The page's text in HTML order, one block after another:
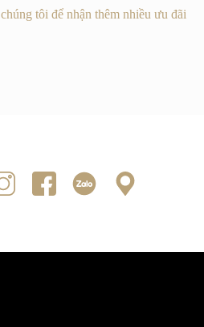
tôi để nhận thêm nhiều ưu đãi